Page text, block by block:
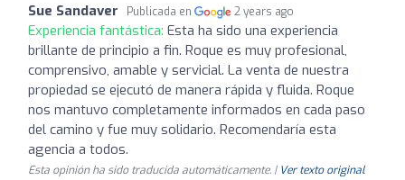
Sue Sandaver Publicada en 2 years ago
Experiencia fantástica: Esta ha sido una experiencia
brillante de principio a fin. Roque es muy profesional,
comprensivo, amable y servicial. La venta de nuestra
propiedad se ejecutó de manera rápida y fluida. Roque
nos mantuvo completamente informados en cada paso
del camino y fue muy solidario. Recomendaría esta
agencia a todos.
Esta opinión ha sido traducida automáticamente. | Ver texto original